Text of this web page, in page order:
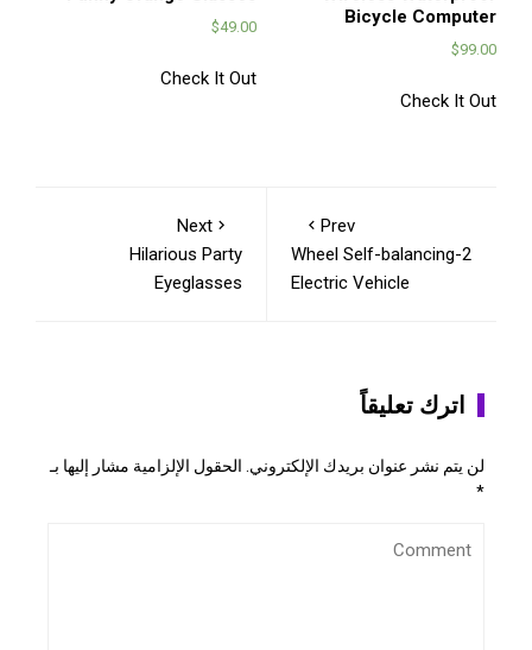
Bicycle Computer
$99.00
Check It Out
$49.00
Check It Out
Prev
2-Wheel Self-balancing
Electric Vehicle
Next
Hilarious Party
Eyeglasses
اترك تعليقاً
لن يتم نشر عنوان بريدك الإلكتروني. الحقول الإلزامية مشار إليها بـ
*